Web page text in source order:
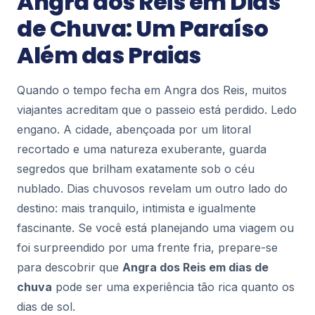
Angra dos Reis
Onde Ficar em Angra dos Reis: Guia
Completo para Escolher a Hospedagem
Poucos lugares no Brasil traduzem tão bem a ideia
de refúgio entre o mar e a montanha quanto Angra
dos Reis. Com suas 365 ilhas e quase duas...
89
Angra dos Reis
O que Fazer em Angra dos Reis em 1 Dia:
Roteiro Perfeito para Aproveitar o
Melhor da Costa Verde
encontra o verde intenso da Mata Atlântica,
salpicado por mais de 300 ilhas e quase 2 mil pra...
de Chuva: Um Paraíso
Além das Praias
Quando o tempo fecha em Angra dos Reis, muitos
viajantes acreditam que o passeio está perdido. Ledo
engano. A cidade, abençoada por um litoral
recortado e uma natureza exuberante, guarda
segredos que brilham exatamente sob o céu
nublado. Dias chuvosos revelam um outro lado do
destino: mais tranquilo, intimista e igualmente
fascinante. Se você está planejando uma viagem ou
foi surpreendido por uma frente fria, prepare-se
para descobrir que Angra dos Reis em dias de
chuva pode ser uma experiência tão rica quanto os
dias de sol.